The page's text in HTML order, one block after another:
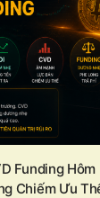
Funding Hôm
Chiếm Ưu